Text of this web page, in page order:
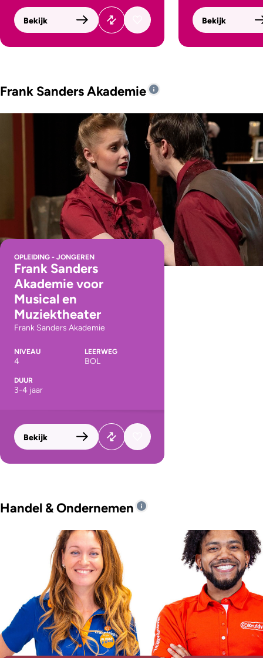
Bekijk Bekijk
Frank Sanders Akademie
OPLEIDING - JONGEREN
Frank Sanders
Akademie voor
Musical en
Muziektheater
Frank Sanders Akademie
NIVEAU
4
LEERWEG
BOL
DUUR
3-4 jaar
Bekijk
Handel & Ondernemen